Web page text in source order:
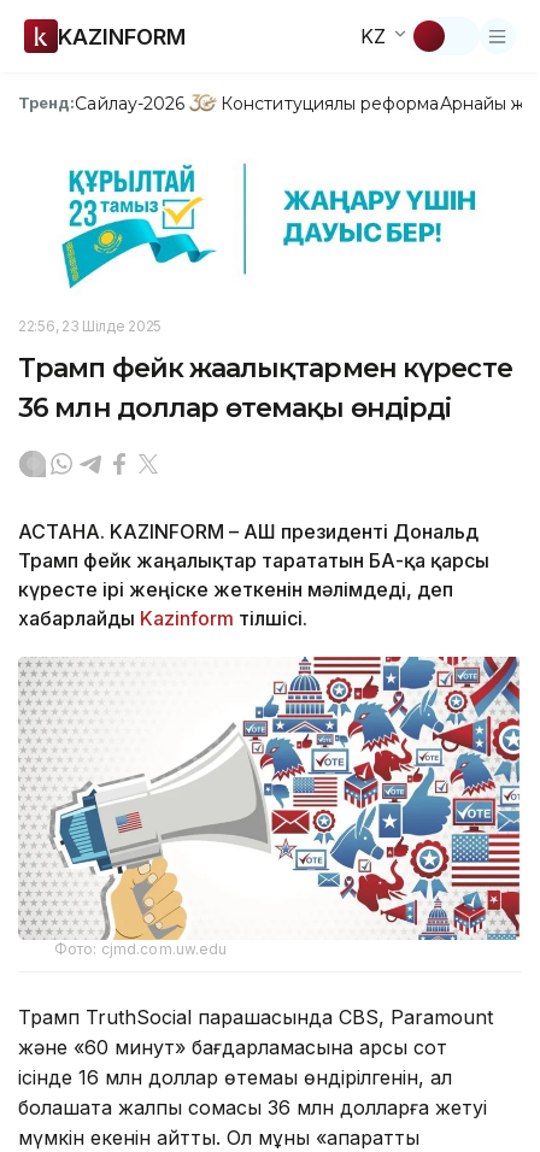
KAZINFORM KZ
Тренд:Сайлау-2026 Конституциялық реформаАрнайы
22:56, 23 Шілде 2025
Трамп фейк жаңалықтармен күресте
36 млн доллар өтемақы өндірді
АСТАНА. KAZINFORM – АҚШ президенті Дональд
Трамп фейк жаңалықтар тарататын БАҚ-қа қарсы
күресте ірі жеңіске жеткенін мәлімдеді, деп
хабарлайды Kazinform тілшісі.
Фото: cjmd.com.uw.edu
Трамп TruthSocial парақшасында CBS, Paramount
және «60 минут» бағдарламасына қарсы сот
ісінде 16 млн доллар өтемақы өндірілгенін, ал
болашақта жалпы сомасы 36 млн долларға жетуі
мүмкін екенін айтты. Ол мұны «ақпараттық